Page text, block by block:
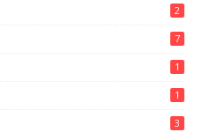
2
7
1
1
3